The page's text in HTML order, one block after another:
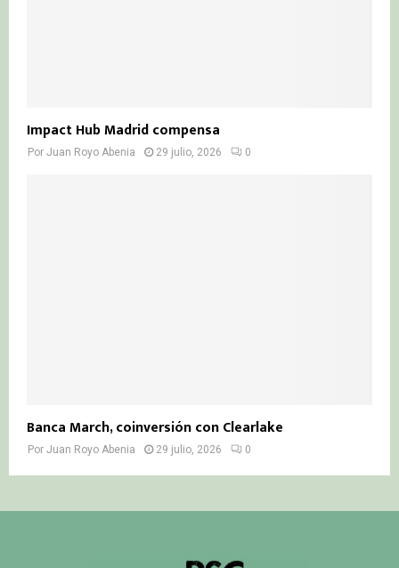
Impact Hub Madrid compensa
Por Juan Royo Abenia 29 julio, 2026 0
Banca March, coinversión con Clearlake
Por Juan Royo Abenia 29 julio, 2026 0